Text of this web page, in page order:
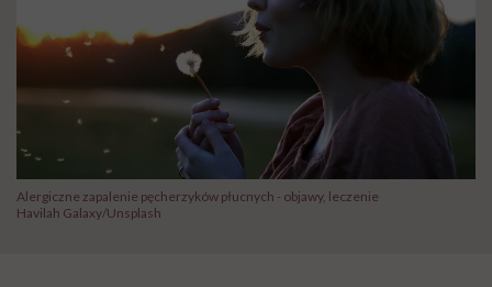
Alergiczne zapalenie pęcherzyków płucnych - objawy, leczenie
Havilah Galaxy/Unsplash